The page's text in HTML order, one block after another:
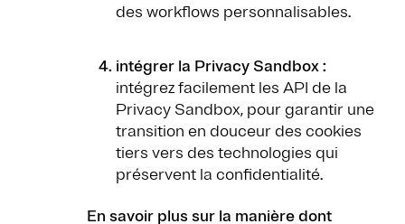
des workflows personnalisables.
intégrer la Privacy Sandbox :
intégrez facilement les API de la
Privacy Sandbox, pour garantir une
transition en douceur des cookies
tiers vers des technologies qui
préservent la confidentialité.
En savoir plus sur la manière dont